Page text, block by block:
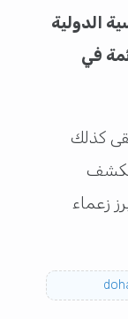
الدولية
في
كذلك
تكشف
زعماء